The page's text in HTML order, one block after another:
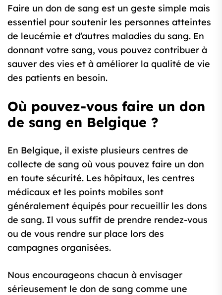
Faire un don de sang est un geste simple mais
essentiel pour soutenir les personnes atteintes
de leucémie et d’autres maladies du sang. En
donnant votre sang, vous pouvez contribuer à
sauver des vies et à améliorer la qualité de vie
des patients en besoin.
Où pouvez-vous faire un don
de sang en Belgique ?
En Belgique, il existe plusieurs centres de
collecte de sang où vous pouvez faire un don
en toute sécurité. Les hôpitaux, les centres
médicaux et les points mobiles sont
généralement équipés pour recueillir les dons
de sang. Il vous suffit de prendre rendez-vous
ou de vous rendre sur place lors des
campagnes organisées.
Nous encourageons chacun à envisager
sérieusement le don de sang comme une